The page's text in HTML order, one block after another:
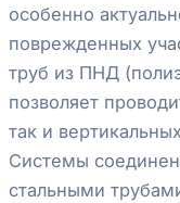
особенно
поврежденных
труб из ПНД
позволяет
так и
Системы
стальными